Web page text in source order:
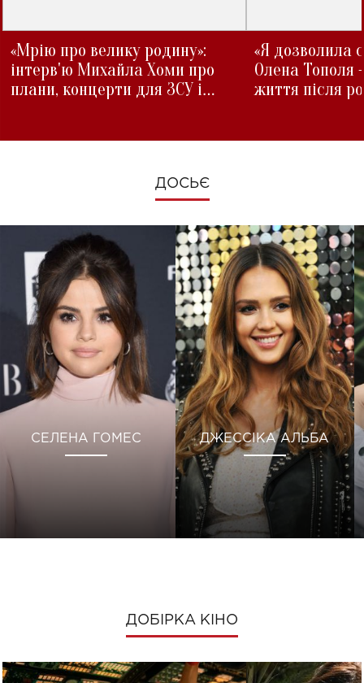
«Мрію про велику родину»:
інтерв'ю Михайла Хоми про
плани, концерти для ЗСУ і
«Я дозволила
Олена Тополя
життя після
ДОСЬЄ
СЕЛЕНА ГОМЕС ДЖЕССІКА АЛЬБА
ДОБІРКА КІНО